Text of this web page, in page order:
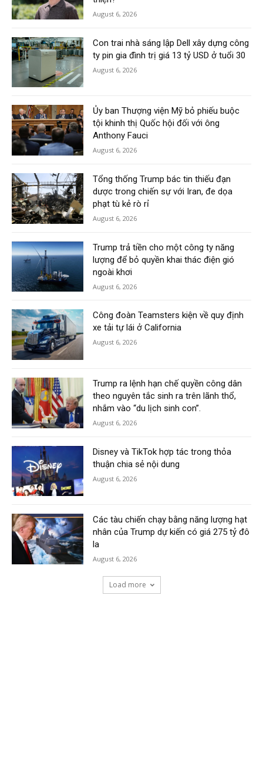
August 6, 2026
Con trai nhà sáng lập Dell xây dựng công
ty pin gia đình trị giá 13 tỷ USD ở tuổi 30
August 6, 2026
Ủy ban Thượng viện Mỹ bỏ phiếu buộc
tội khinh thị Quốc hội đối với ông
Anthony Fauci
August 6, 2026
Tổng thống Trump bác tin thiếu đạn
dược trong chiến sự với Iran, đe dọa
phạt tù kẻ rò rỉ
August 6, 2026
Trump trả tiền cho một công ty năng
lượng để bỏ quyền khai thác điện gió
ngoài khơi
August 6, 2026
Công đoàn Teamsters kiện về quy định
xe tải tự lái ở California
August 6, 2026
Trump ra lệnh hạn chế quyền công dân
theo nguyên tắc sinh ra trên lãnh thổ,
nhắm vào “du lịch sinh con”.
August 6, 2026
Disney và TikTok hợp tác trong thỏa
thuận chia sẻ nội dung
August 6, 2026
Các tàu chiến chạy bằng năng lượng hạt
nhân của Trump dự kiến có giá 275 tỷ đô
la
August 6, 2026
Load more